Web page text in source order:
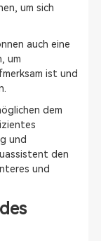
um sich
auch eine
um
ist und
dem
und
den
und